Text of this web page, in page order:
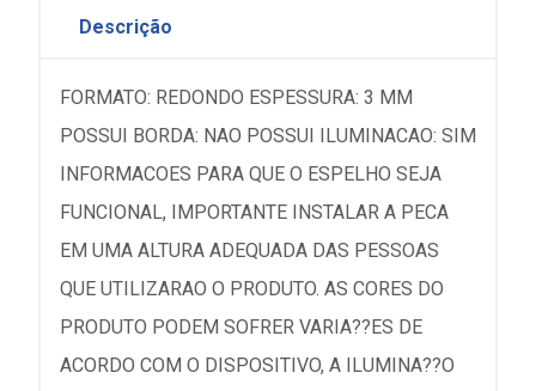
Descrição
FORMATO: REDONDO ESPESSURA: 3 MM
POSSUI BORDA: NAO POSSUI ILUMINACAO: SIM
INFORMACOES PARA QUE O ESPELHO SEJA
FUNCIONAL, IMPORTANTE INSTALAR A PECA
EM UMA ALTURA ADEQUADA DAS PESSOAS
QUE UTILIZARAO O PRODUTO. AS CORES DO
PRODUTO PODEM SOFRER VARIA??ES DE
ACORDO COM O DISPOSITIVO, A ILUMINA??O